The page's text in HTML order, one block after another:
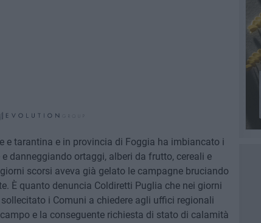
e tarantina e in provincia di Foggia ha imbiancato i
danneggiando ortaggi, alberi da frutto, cereali e
scorsi aveva già gelato le campagne bruciando
È quanto denuncia Coldiretti Puglia che nei giorni
i Comuni a chiedere agli uffici regionali
e la conseguente richiesta di stato di calamità